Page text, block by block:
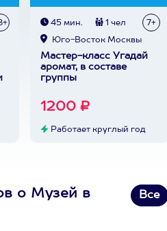
45 мин. 1 чел 7+
Юго-Восток Москвы
Мастер-класс Угадай
аромат, в составе
группы
1200 ₽
Работает круглый год
о Музей в
Все